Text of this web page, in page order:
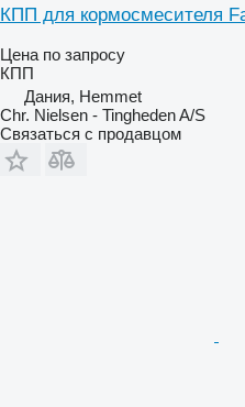
КПП для кормосмесителя
Цена по запросу
КПП
Дания, Hemmet
Chr. Nielsen - Tingheden A/S
Связаться с продавцом